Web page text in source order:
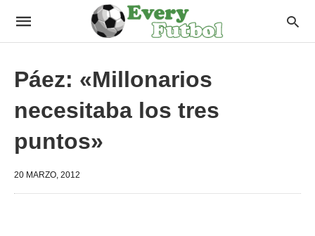
Páez: «Millonarios
necesitaba los tres
puntos»
20 MARZO, 2012